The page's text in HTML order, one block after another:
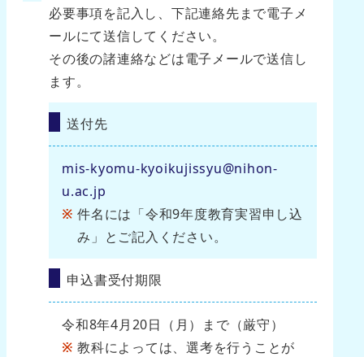
必要事項を記入し、下記連絡先まで電子メ
ールにて送信してください。
その後の諸連絡などは電子メールで送信し
ます。
送付先
mis-kyomu-kyoikujissyu@nihon-
u.ac.jp
件名には「令和9年度教育実習申し込
み」とご記入ください。
申込書受付期限
令和8年4月20日（月）まで（厳守）
教科によっては、選考を行うことが